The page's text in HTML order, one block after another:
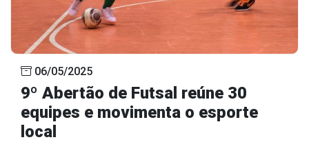
06/05/2025
9º Abertão de Futsal reúne 30
equipes e movimenta o esporte
local